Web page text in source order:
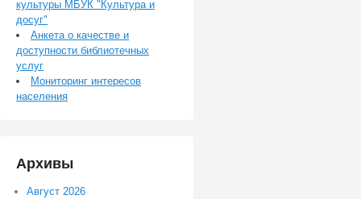
культуры МБУК "Культура и
досуг"
Анкета о качестве и
доступности библиотечных
услуг
Мониторинг интересов
населения
Архивы
Август 2026